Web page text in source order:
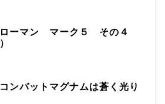
ローマン マーク５ その４
ンバットマグナムは蒼く光り